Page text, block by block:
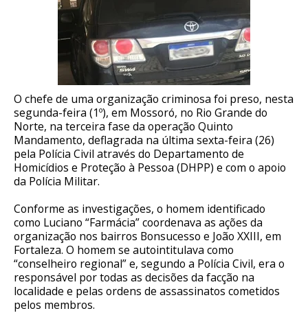
O chefe de uma organização criminosa foi preso, nesta
segunda-feira (1º), em Mossoró, no Rio Grande do
Norte, na terceira fase da operação Quinto
Mandamento, deflagrada na última sexta-feira (26)
pela Polícia Civil através do Departamento de
Homicídios e Proteção à Pessoa (DHPP) e com o apoio
da Polícia Militar.
Conforme as investigações, o homem identificado
como Luciano “Farmácia” coordenava as ações da
organização nos bairros Bonsucesso e João XXIII, em
Fortaleza. O homem se autointitulava como
“conselheiro regional” e, segundo a Polícia Civil, era o
responsável por todas as decisões da facção na
localidade e pelas ordens de assassinatos cometidos
pelos membros.